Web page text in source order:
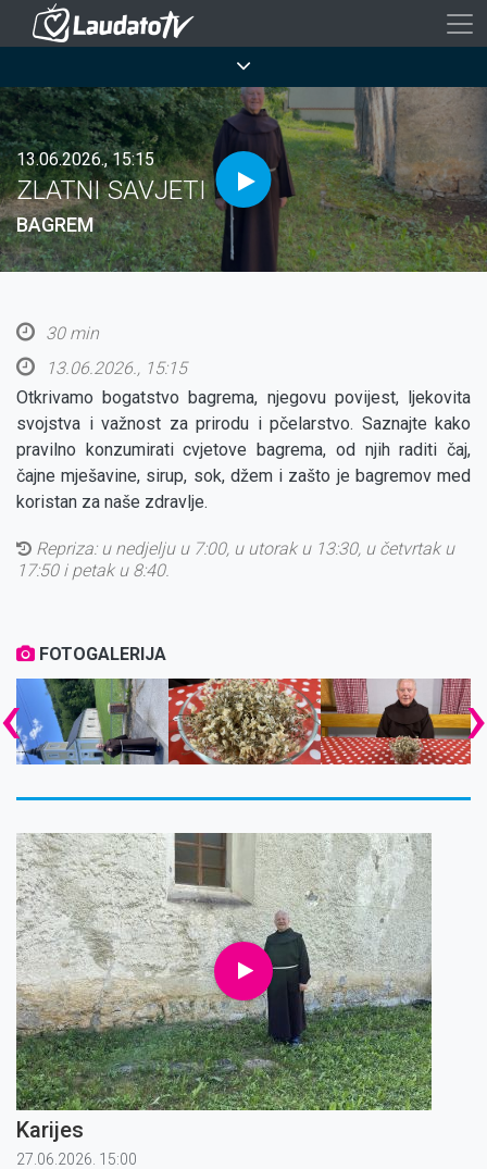
Skoči
sadržaj
13.06.2026., 15:15
ZLATNI SAVJETI
BAGREM
30 min
13.06.2026., 15:15
Otkrivamo bogatstvo bagrema, njegovu povijest, ljekovita
svojstva i važnost za prirodu i pčelarstvo. Saznajte kako
pravilno konzumirati cvjetove bagrema, od njih raditi čaj,
čajne mješavine, sirup, sok, džem i zašto je bagremov med
koristan za naše zdravlje.
Repriza: u nedjelju u 7:00, u utorak u 13:30, u četvrtak u
17:50 i petak u 8:40.
FOTOGALERIJA
‹ ›
Karijes
27.06.2026. 15:00